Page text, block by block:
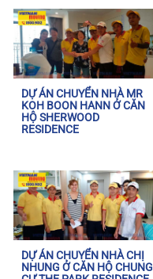
DỰ ÁN CHUYỂN NHÀ MR
KOH BOON HANN Ở CĂN
HỘ SHERWOOD
RESIDENCE
DỰ ÁN CHUYỂN NHÀ CHỊ
NHUNG Ở CĂN HỘ CHUNG